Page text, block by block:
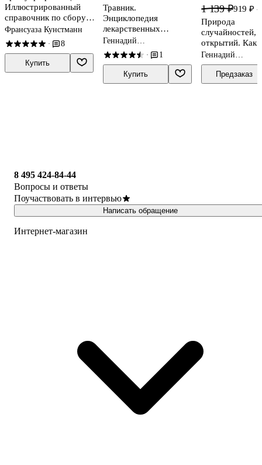
Иллюстрированный
справочник по сбору,
заготовкам и
полезным свойствам
дикорастущих
растений
Франсуаза Кунстманн
· 8
Купить
Травник.
Энциклопедия
лекарственных
растений
Геннадий
Непокойчицкий
· 1
Купить
1 139 ₽919 ₽ -
Природа
случайностей,
открытий. Как
влияют на
Геннадий
Непокойчицкий
Предзаказ
8 495 424-84-44
Вопросы и ответы
Поучаствовать в интервью
Написать обращение
Интернет-магазин